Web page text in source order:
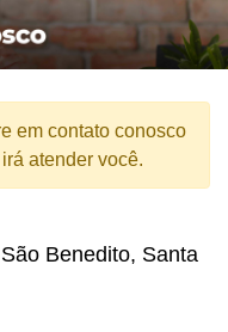
em contato conosco
atender você.
Benedito, Santa